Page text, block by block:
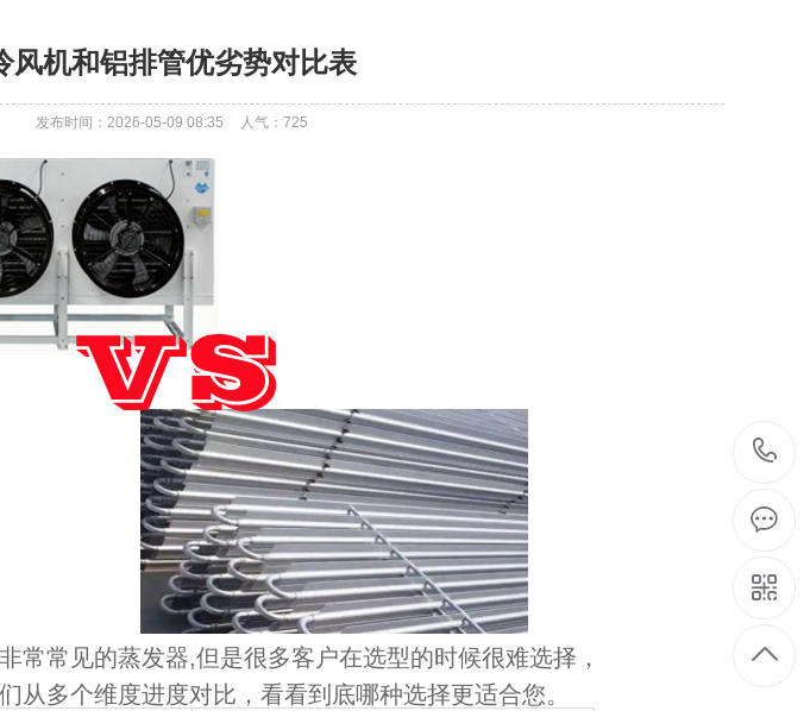
风机和铝排管优劣势对比表
发布时间：2026-05-09 08:35 人气： 725
常常见的蒸发器,但是很多客户在选型的时候很难选择，
从多个维度进度对比，看看到底哪种选择更适合您。